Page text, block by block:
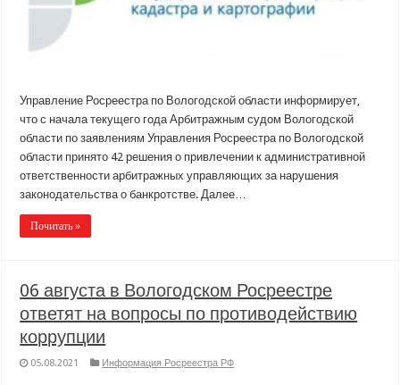
Управление Росреестра по Вологодской области информирует,
что с начала текущего года Арбитражным судом Вологодской
области по заявлениям Управления Росреестра по Вологодской
области принято 42 решения о привлечении к административной
ответственности арбитражных управляющих за нарушения
законодательства о банкротстве. Далее…
Почитать »
06 августа в Вологодском Росреестре
ответят на вопросы по противодействию
коррупции
05.08.2021 Информация Росреестра РФ